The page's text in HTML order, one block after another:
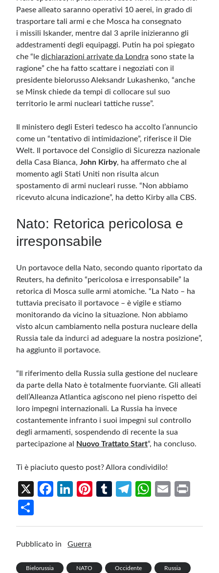
Paese alleato saranno operativi 10 aerei, in grado di
trasportare tali armi e che Mosca ha consegnato
i missili Iskander, mentre dal 3 aprile inizieranno gli
addestramenti degli equipaggi. Putin ha poi spiegato
che “ledichiarazioni arrivate da Londra sono state la
ragione” che ha fatto scattare i negoziati con il
presidente bielorusso Aleksandr Lukashenko, “anche
se Minsk chiede da tempi di collocare sul suo
territorio le armi nucleari tattiche russe”.
Il ministero degli Esteri tedesco ha accolto l’annuncio
come un “tentativo di intimidazione”, riferisce il Die
Welt. Il portavoce del Consiglio di Sicurezza nazionale
della Casa Bianca,John Kirby, ha affermato che al
momento agli Stati Uniti non risulta alcun
spostamento di armi nucleari russe. “Non abbiamo
ricevuto alcuna indicazione”, ha detto Kirby alla CBS.
Nato: Retorica pericolosa e
irresponsabile
Un portavoce della Nato, secondo quanto riportato da
Reuters, ha definito “pericolosa e irresponsabile” la
retorica di Mosca sulle armi atomiche. “La Nato – ha
tuttavia precisato il portavoce – è vigile e stiamo
monitorando da vicino la situazione. Non abbiamo
visto alcun cambiamento nella postura nucleare della
Russia tale da indurci ad adeguare la nostra posizione”,
ha aggiunto il portavoce.
“Il riferimento della Russia sulla gestione del nucleare
da parte della Nato è totalmente fuorviante. Gli alleati
dell’Alleanza Atlantica agiscono nel pieno rispetto dei
loro impegni internazionali. La Russia ha invece
costantemente infranto i suoi impegni sul controllo
degli armamenti, sospendendo di recente la sua
partecipazione al
Nuovo Trattato Start“, ha concluso.
Ti è piaciuto questo post? Allora condividilo!
X
Fa
o
k
Li
n
Pi
T
Te
W
p
E
h
ar
Pubblicato in Guerra
Bielorussia NATO Occidente Russia